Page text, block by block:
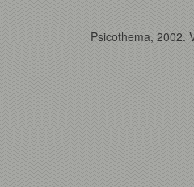
Psicothema, 2002.